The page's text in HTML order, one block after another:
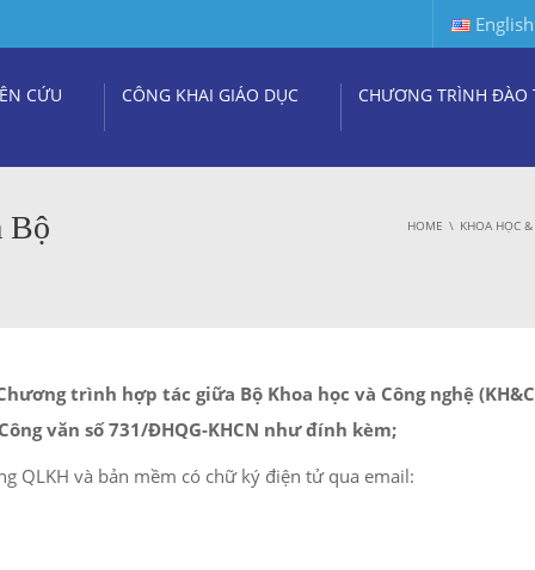
English
CỨU CÔNG KHAI GIÁO DỤC CHƯƠNG TRÌNH ĐÀO
Bộ HOME KHOA HỌC
trình hợp tác giữa Bộ Khoa học và Công nghệ
văn số 731/ĐHQG-KHCN như đính kèm;
QLKH và bản mềm có chữ ký điện tử qua email: